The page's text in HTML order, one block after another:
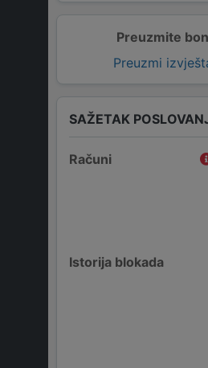
Preuzmite
Preuzmi
SAŽETAK
Računi
Istorija blokada